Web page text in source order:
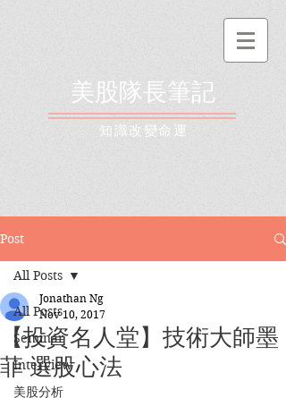
美股隊長筆記
​知識改變命運
Post
All Posts
Seminar
Interview
美股分析
All Posts
【投資名人堂】技術大師墨
菲 選股心法
Jonathan Ng
Nov 10, 2017